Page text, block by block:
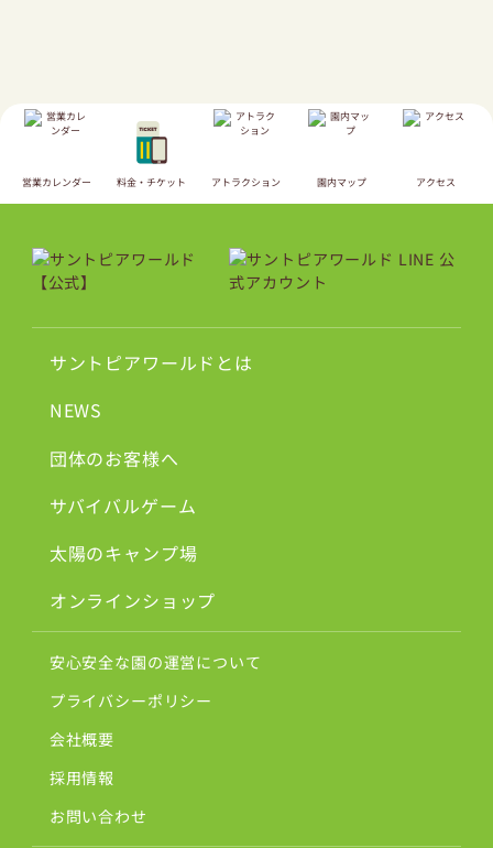
営業カレンダー 料金・チケット アトラクション 園内マップ アクセス
サントピアワールドとは
NEWS
団体のお客様へ
サバイバルゲーム
太陽のキャンプ場
オンラインショップ
安心安全な園の運営について
プライバシーポリシー
会社概要
採用情報
お問い合わせ